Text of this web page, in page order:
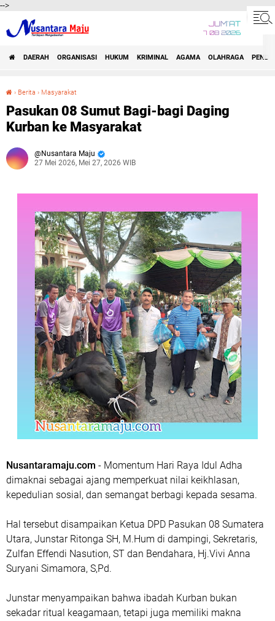
-->
JUM'AT
7 08 2026
DAERAH ORGANISASI HUKUM KRIMINAL AGAMA OLAHRAGA
› Berita › Masyarakat
Pasukan 08 Sumut Bagi-bagi Daging
Kurban ke Masyarakat
Nusantara Maju
27 Mei 2026, Mei 27, 2026 WIB
Nusantaramaju.com - Momentum Hari Raya Idul Adha
dimaknai sebagai ajang memperkuat nilai keikhlasan,
kepedulian sosial, dan semangat berbagi kepada sesama.
Hal tersebut disampaikan Ketua DPD Pasukan 08 Sumatera
Utara, Junstar Ritonga SH, M.Hum di dampingi, Sekretaris,
Zulfan Effendi Nasution, ST dan Bendahara, Hj.Vivi Anna
Suryani Simamora, S,Pd.
Junstar menyampaikan bahwa ibadah Kurban bukan
sekadar ritual keagamaan, tetapi juga memiliki makna